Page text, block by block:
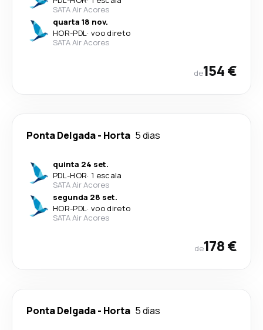
SATA Air Acores
quarta 18 nov.
HOR-PDL· voo direto
SATA Air Acores
de154 €
Ponta Delgada- Horta 5 dias
quinta 24 set.
PDL-HOR· 1 escala
SATA Air Acores
segunda 28 set.
HOR-PDL· voo direto
SATA Air Acores
de178 €
Ponta Delgada- Horta 5 dias